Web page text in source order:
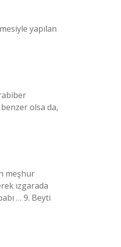
yapılan
olsa da,
meşhur
ızgarada
… 9. Beyti